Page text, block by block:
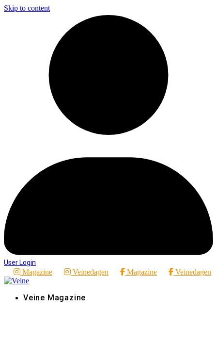
Skip to content
User Login
Magazine Veinedagen Magazine Veinedagen
Veine Magazine